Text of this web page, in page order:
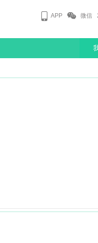
APP 微信